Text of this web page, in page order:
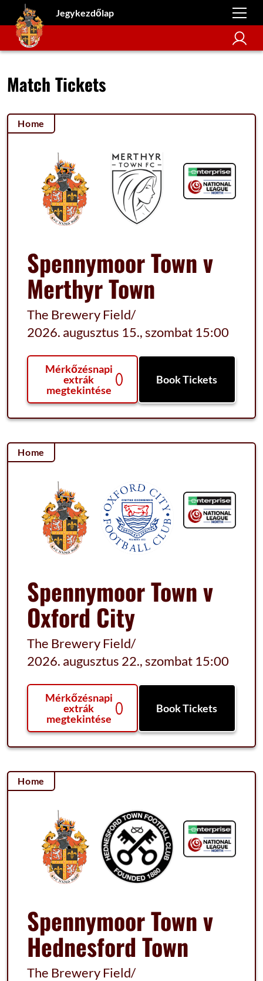
Jegykezdőlap
Match Tickets
Home
Spennymoor Town v
Merthyr Town
The Brewery Field/
2026. augusztus 15., szombat 15:00
Mérkőzésnapi
extrák
megtekintése
Book Tickets
Home
Spennymoor Town v
Oxford City
The Brewery Field/
2026. augusztus 22., szombat 15:00
Mérkőzésnapi
extrák
megtekintése
Book Tickets
Home
Spennymoor Town v
Hednesford Town
The Brewery Field/